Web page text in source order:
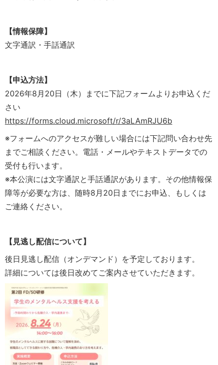
【情報保障】
文字通訳・手話通訳
【申込方法】
2026年8月20日（木）までに下記フォームよりお申込くだ
さい
https://forms.cloud.microsoft/r/3aLAmRJU6b
※フォームへのアクセスが難しい場合には下記問い合わせ先
までご相談ください。電話・メールやテキストデータでの
受付も行います。
※本公演には文字通訳と手話通訳があります。その他情報保
障等が必要な方は、随時8月20日までにお申込、もしくは
ご連絡ください。
【見逃し配信について】
後日見逃し配信（オンデマンド）を予定しております。
詳細については後日改めてご案内させていただきます。